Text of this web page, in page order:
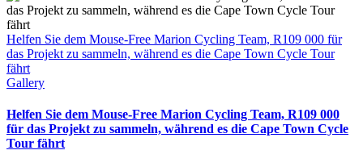
Helfen Sie dem Mouse-Free Marion Cycling Team, R109 000 für
das Projekt zu sammeln, während es die Cape Town Cycle Tour
fährt
Gallery
Helfen Sie dem Mouse-Free Marion Cycling Team, R109 000
für das Projekt zu sammeln, während es die Cape Town Cycle
Tour fährt